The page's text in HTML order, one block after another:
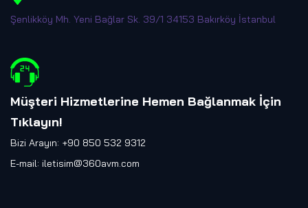
Şenlikköy Mh. Yeni Bağlar Sk. 39/1 34153 Bakırköy İstanbul
Müşteri Hizmetlerine Hemen Bağlanmak İçin
Tıklayın!
Bizi Arayın: +90 850 532 9312
E-mail: iletisim@360avm.com